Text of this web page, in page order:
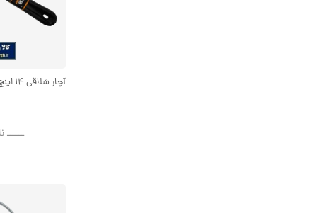
آچار شلاقی ۱۴ اینچ Bisso بیسو AAC-016